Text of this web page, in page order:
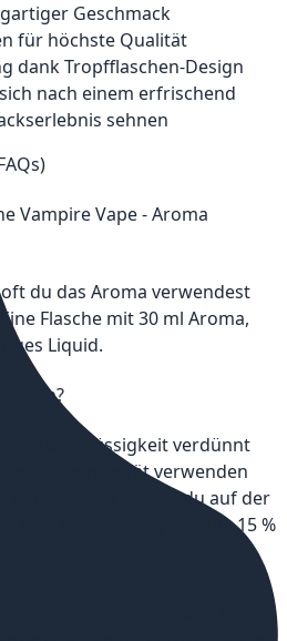
Geschmack
für höchste Qualität
dank Tropfflaschen-Design
nach einem erfrischend
sehnen
Vampire Vape - Aroma
oft du das Aroma verwendest
Flasche mit 30 ml Aroma,
Liquid.
Basisflüssigkeit verdünnt
Dampfgerät verwenden
findest du auf der
eine Empfehlung von 10 - 15 %